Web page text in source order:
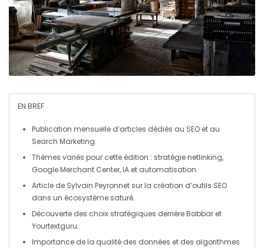
EN BREF
Publication mensuelle d’articles dédiés au SEO et au
Search Marketing.
Thèmes variés pour cette édition : stratégie netlinking,
Google Merchant Center,IA et automatisation.
Article de Sylvain Peyronnet sur la création d’outils SEO
dans un écosystème saturé.
Découverte des choix stratégiques derrièreBabbar et
Yourtextguru.
Importance de la qualité des données et des algorithmes